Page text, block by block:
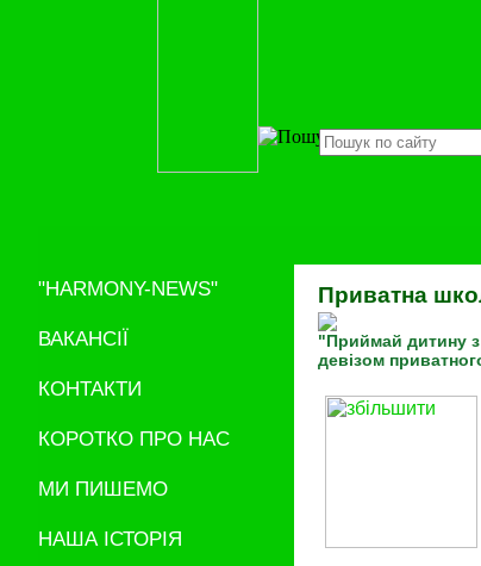
"HARMONY-NEWS"
ВАКАНСІЇ
КОНТАКТИ
КОРОТКО ПРО НАС
МИ ПИШЕМО
НАША ІСТОРІЯ
Приватна
"Приймай дитину
девізом